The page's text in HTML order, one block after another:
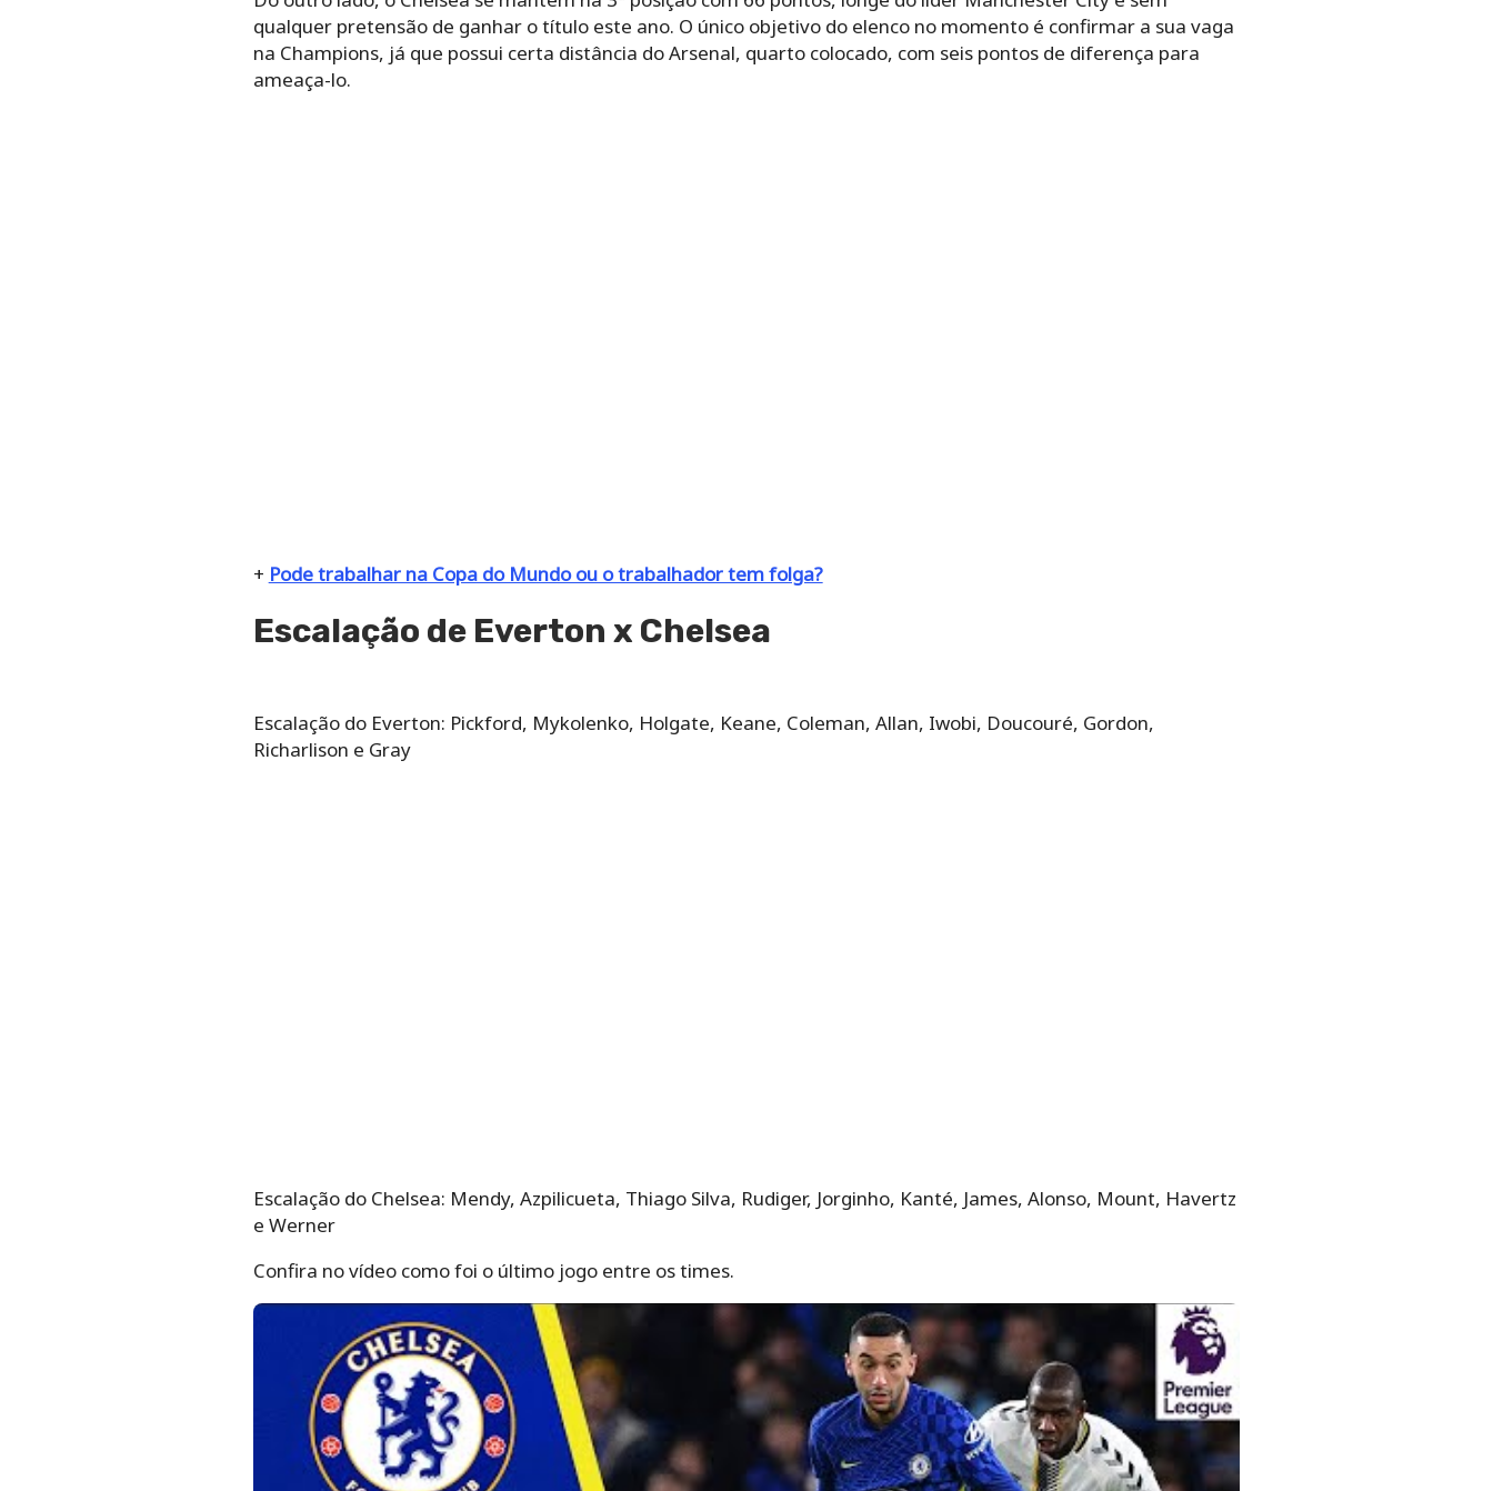
qualquer pretensão de ganhar o título este ano. O único objetivo do elenco no momento é confirmar a sua vaga
na Champions, já que possui certa distância do Arsenal, quarto colocado, com seis pontos de diferença para
ameaça-lo.
+ Pode trabalhar na Copa do Mundo ou o trabalhador tem folga?
Escalação de Everton x Chelsea
Escalação do Everton:​ Pickford, Mykolenko, Holgate, Keane, Coleman, Allan, Iwobi, Doucouré, Gordon,
Richarlison e Gray
Escalação do Chelsea: Mendy, Azpilicueta, Thiago Silva, Rudiger, Jorginho, Kanté, James, Alonso, Mount, Havertz
e Werner
Confira no vídeo como foi o último jogo entre os times.